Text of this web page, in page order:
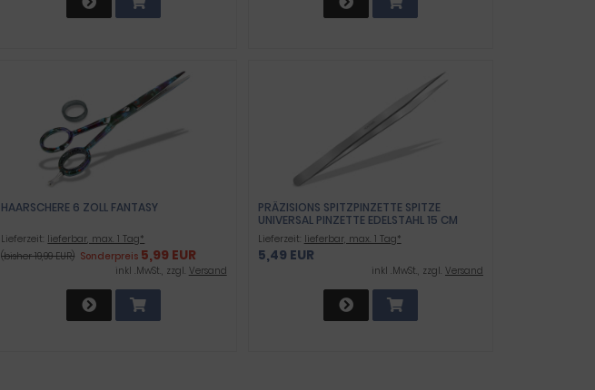
HAARSCHERE 6 ZOLL FANTASY
Lieferzeit: lieferbar, max. 1 Tag*
(bisher 19,99 EUR) Sonderpreis 5,99 EUR
inkl .MwSt., zzgl. Versand
PRÄZISIONS SPITZPINZETTE SPITZE
UNIVERSAL PINZETTE EDELSTAHL 15 CM
HAARE AUGENBRAUEN ZUPFEN FLACHE
UHRMACHERPINZETTE FEINMECHANIK
Lieferzeit: lieferbar, max. 1 Tag*
5,49 EUR
inkl .MwSt., zzgl. Versand